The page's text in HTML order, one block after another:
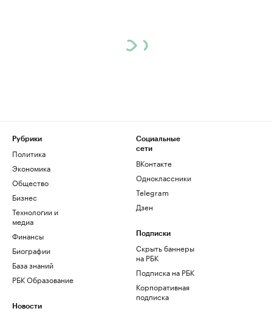
Рубрики
Политика
Экономика
Общество
Бизнес
Технологии и
медиа
Финансы
Биографии
База знаний
РБК Образование
Новости
Социальные
сети
ВКонтакте
Одноклассники
Telegram
Дзен
Подписки
Скрыть баннеры
на РБК
Подписка на РБК
Корпоративная
подписка